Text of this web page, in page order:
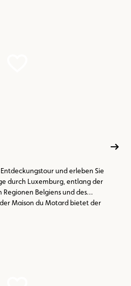
und erleben Sie
durch Luxemburg, entlang der
Regionen Belgiens und des
Maison du Motard bietet der